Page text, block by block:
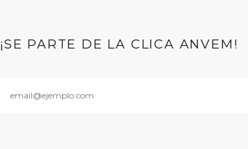
¡SE PARTE DE LA CLICA ANVEM!